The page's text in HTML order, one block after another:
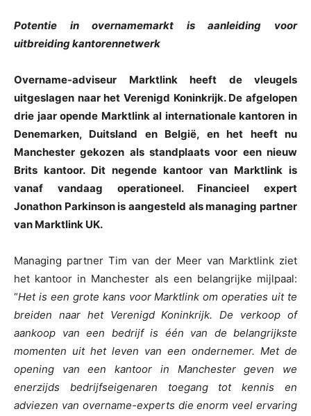
Potentie in overnamemarkt is aanleiding voor
uitbreiding kantorennetwerk
Overname-adviseur Marktlink heeft de vleugels
uitgeslagen naar het Verenigd Koninkrijk. De afgelopen
drie jaar opende Marktlink al internationale kantoren in
Denemarken, Duitsland en België, en het heeft nu
Manchester gekozen als standplaats voor een nieuw
Brits kantoor. Dit negende kantoor van Marktlink is
vanaf vandaag operationeel. Financieel expert
Jonathon Parkinson is aangesteld als managing partner
van Marktlink UK.
Managing partner Tim van der Meer van Marktlink ziet
het kantoor in Manchester als een belangrijke mijlpaal:
“Het is een grote kans voor Marktlink om operaties uit te
breiden naar het Verenigd Koninkrijk. De verkoop of
aankoop van een bedrijf is één van de belangrijkste
momenten uit het leven van een ondernemer. Met de
opening van een kantoor in Manchester geven we
enerzijds bedrijfseigenaren toegang tot kennis en
adviezen van overname-experts die enorm veel ervaring